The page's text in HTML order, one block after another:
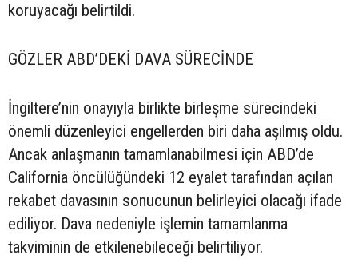
koruyacağı belirtildi.
GÖZLER ABD’DEKİ DAVA SÜRECİNDE
İngiltere’nin onayıyla birlikte birleşme sürecindeki
önemli düzenleyici engellerden biri daha aşılmış oldu.
Ancak anlaşmanın tamamlanabilmesi için ABD’de
California öncülüğündeki 12 eyalet tarafından açılan
rekabet davasının sonucunun belirleyici olacağı ifade
ediliyor. Dava nedeniyle işlemin tamamlanma
takviminin de etkilenebileceği belirtiliyor.